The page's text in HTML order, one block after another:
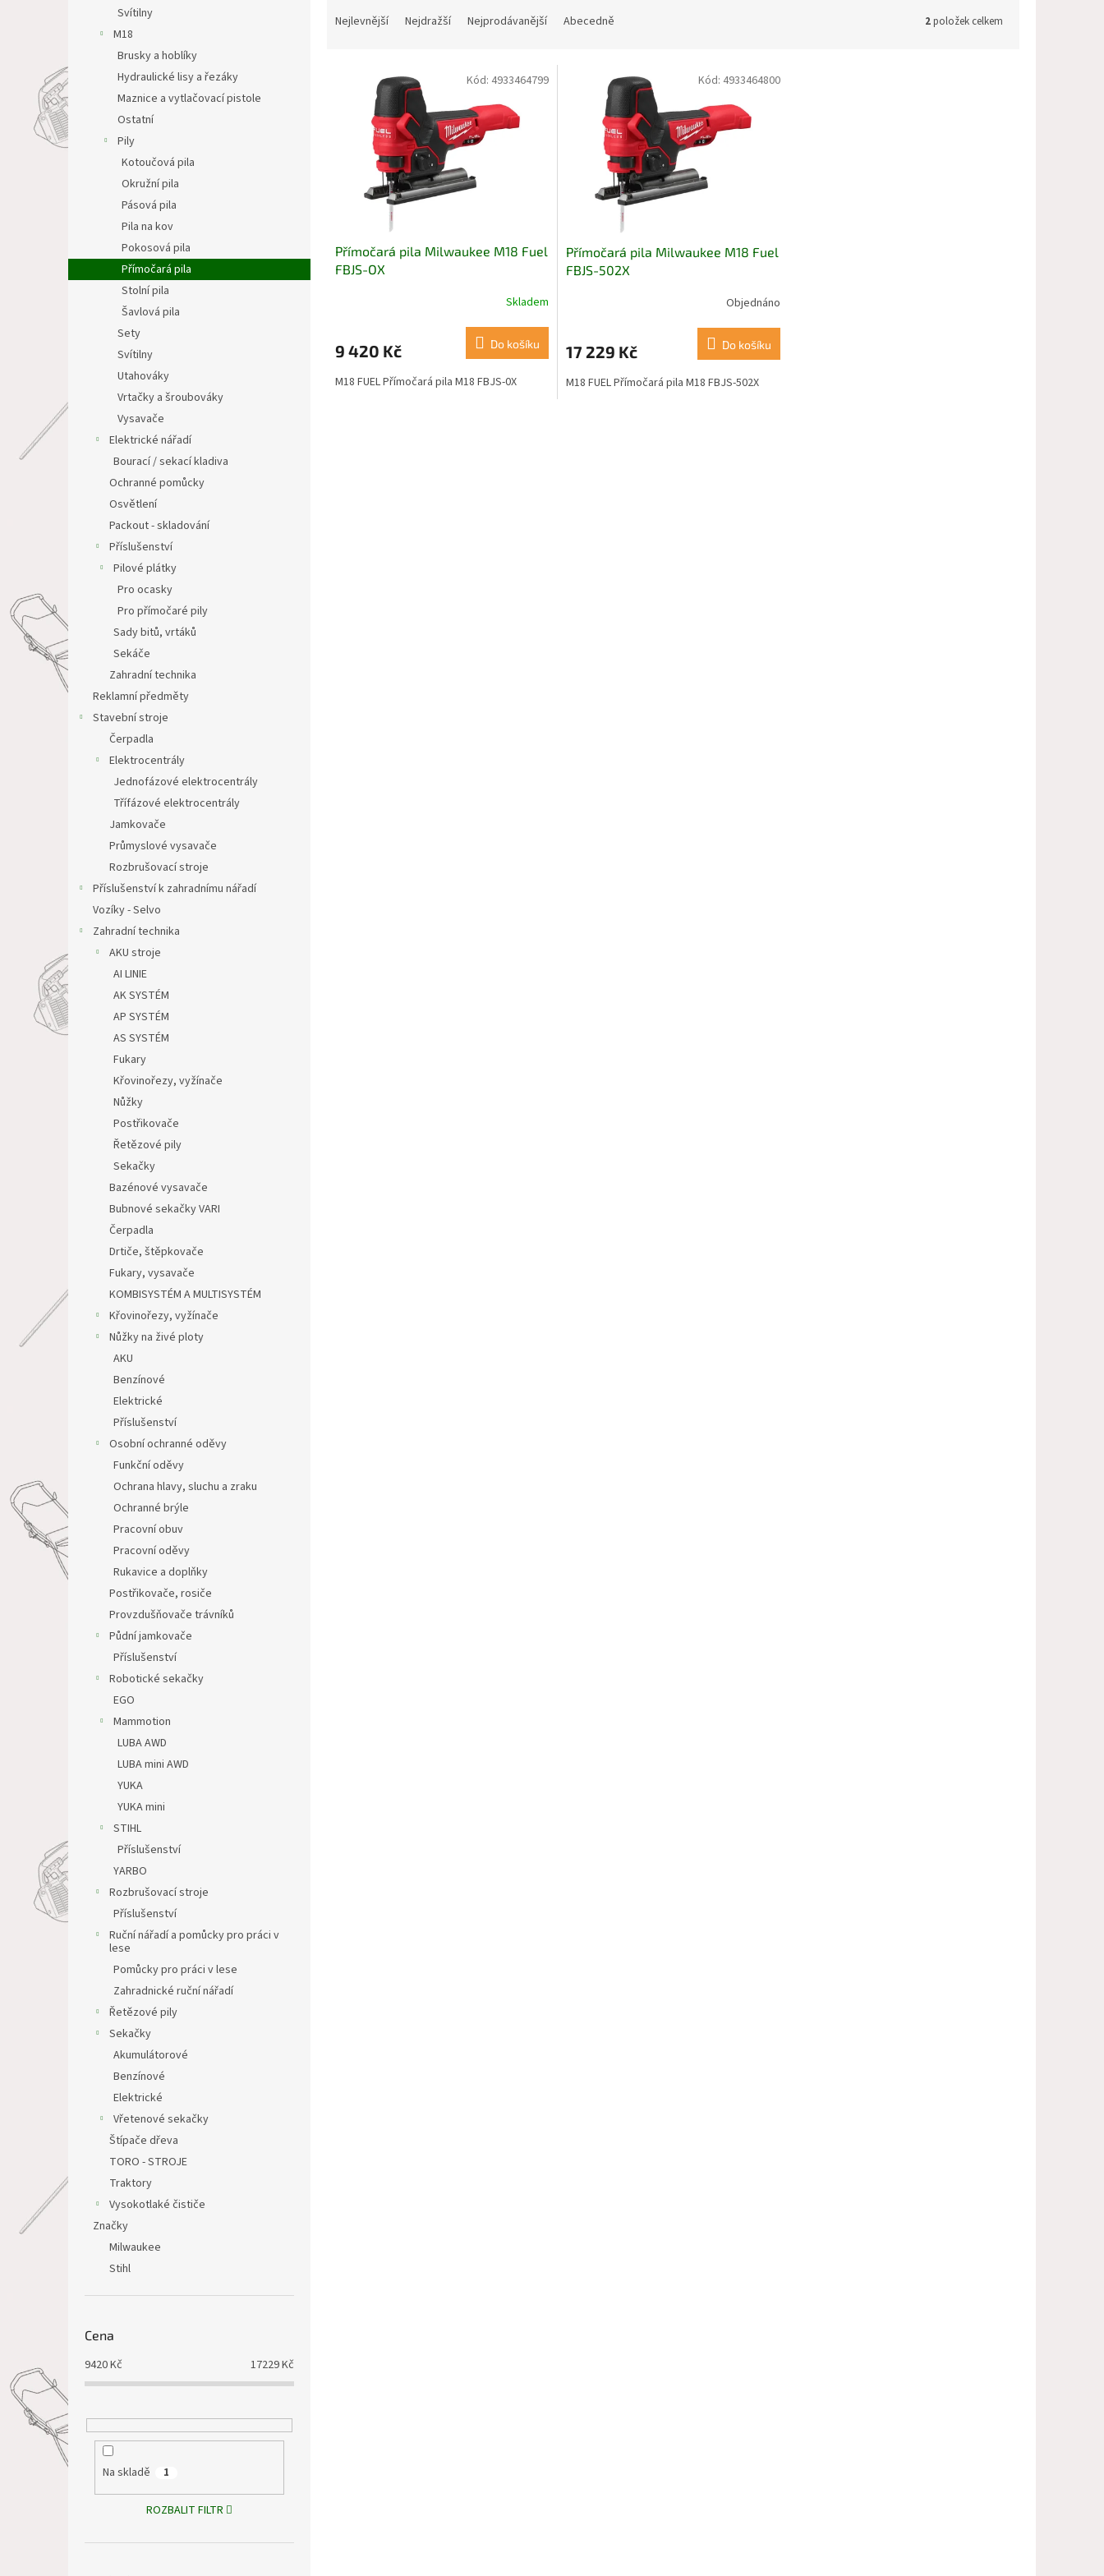
Svítilny
M18
Brusky a hoblíky
Hydraulické lisy a řezáky
Maznice a vytlačovací pistole
Ostatní
Pily
Kotoučová pila
Okružní pila
Pásová pila
Pila na kov
Pokosová pila
Přímočará pila
Stolní pila
Šavlová pila
Sety
Svítilny
Utahováky
Vrtačky a šroubováky
Vysavače
Elektrické nářadí
Bourací / sekací kladiva
Ochranné pomůcky
Osvětlení
Packout - skladování
Příslušenství
Pilové plátky
Pro ocasky
Pro přímočaré pily
Sady bitů, vrtáků
Sekáče
Zahradní technika
Reklamní předměty
Stavební stroje
Čerpadla
Elektrocentrály
Jednofázové elektrocentrály
Třífázové elektrocentrály
Jamkovače
Průmyslové vysavače
Rozbrušovací stroje
Příslušenství k zahradnímu nářadí
Vozíky - Selvo
Zahradní technika
AKU stroje
AI LINIE
AK SYSTÉM
AP SYSTÉM
AS SYSTÉM
Fukary
Křovinořezy, vyžínače
Nůžky
Postřikovače
Řetězové pily
Sekačky
Bazénové vysavače
Bubnové sekačky VARI
Čerpadla
Drtiče, štěpkovače
Fukary, vysavače
KOMBISYSTÉM A MULTISYSTÉM
Křovinořezy, vyžínače
Nůžky na živé ploty
AKU
Benzínové
Elektrické
Příslušenství
Osobní ochranné oděvy
Funkční oděvy
Ochrana hlavy, sluchu a zraku
Ochranné brýle
Pracovní obuv
Pracovní oděvy
Rukavice a doplňky
Postřikovače, rosiče
Provzdušňovače trávníků
Půdní jamkovače
Příslušenství
Robotické sekačky
EGO
Mammotion
LUBA AWD
LUBA mini AWD
YUKA
YUKA mini
STIHL
Příslušenství
YARBO
Rozbrušovací stroje
Příslušenství
Ruční nářadí a pomůcky pro práci v
lese
Pomůcky pro práci v lese
Zahradnické ruční nářadí
Řetězové pily
Sekačky
Akumulátorové
Benzínové
Elektrické
Vřetenové sekačky
Štípače dřeva
TORO - STROJE
Traktory
Vysokotlaké čističe
Značky
Milwaukee
Stihl
Cena
9420Kč 17229Kč
Na skladě 1
ROZBALIT FILTR
Nejlevnější Nejdražší Nejprodávanější Abecedně 2položek celkem
Přímočará pila Milwaukee M18 Fuel
FBJS-OX
Skladem
9 420 Kč Do košíku
M18 FUEL Přímočará pila M18 FBJS-0X
Kód: 4933464799
Přímočará pila Milwaukee M18 Fuel
FBJS-502X
Objednáno
17 229 Kč Do košíku
M18 FUEL Přímočará pila M18 FBJS-502X
Kód: 4933464800